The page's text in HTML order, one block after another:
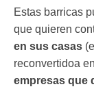
Estas barricas
que quieren
en sus casas
reconvertidoa
empresas que